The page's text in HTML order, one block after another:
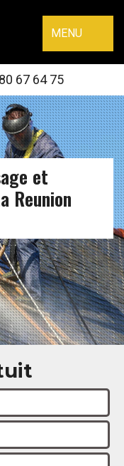
MENU
67 64 75
et
Reunion